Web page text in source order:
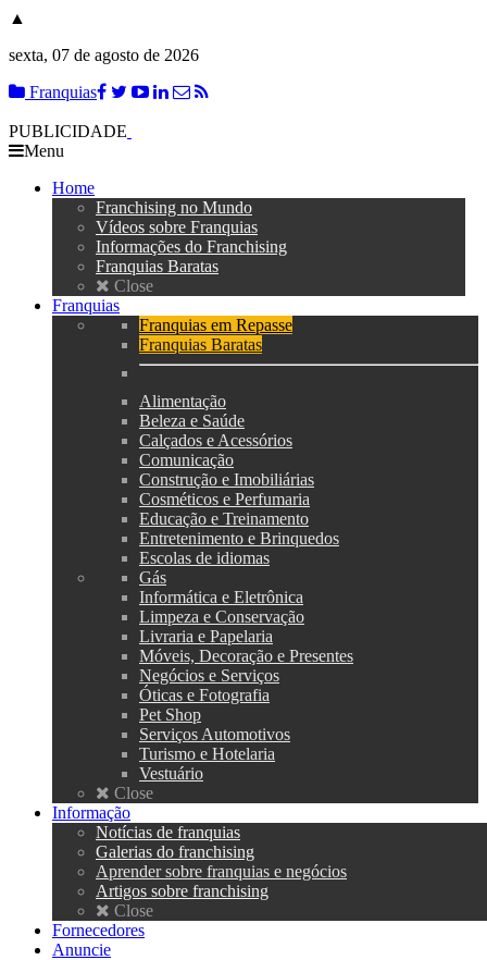
▲
sexta, 07 de agosto de 2026
Franquias
PUBLICIDADE
Menu
Home
Franchising no Mundo
Vídeos sobre Franquias
Informações do Franchising
Franquias Baratas
Close
Franquias
Franquias em Repasse
Franquias Baratas
Alimentação
Beleza e Saúde
Calçados e Acessórios
Comunicação
Construção e Imobiliárias
Cosméticos e Perfumaria
Educação e Treinamento
Entretenimento e Brinquedos
Escolas de idiomas
Gás
Informática e Eletrônica
Limpeza e Conservação
Livraria e Papelaria
Móveis, Decoração e Presentes
Negócios e Serviços
Óticas e Fotografia
Pet Shop
Serviços Automotivos
Turismo e Hotelaria
Vestuário
Close
Informação
Notícias de franquias
Galerias do franchising
Aprender sobre franquias e negócios
Artigos sobre franchising
Close
Fornecedores
Anuncie